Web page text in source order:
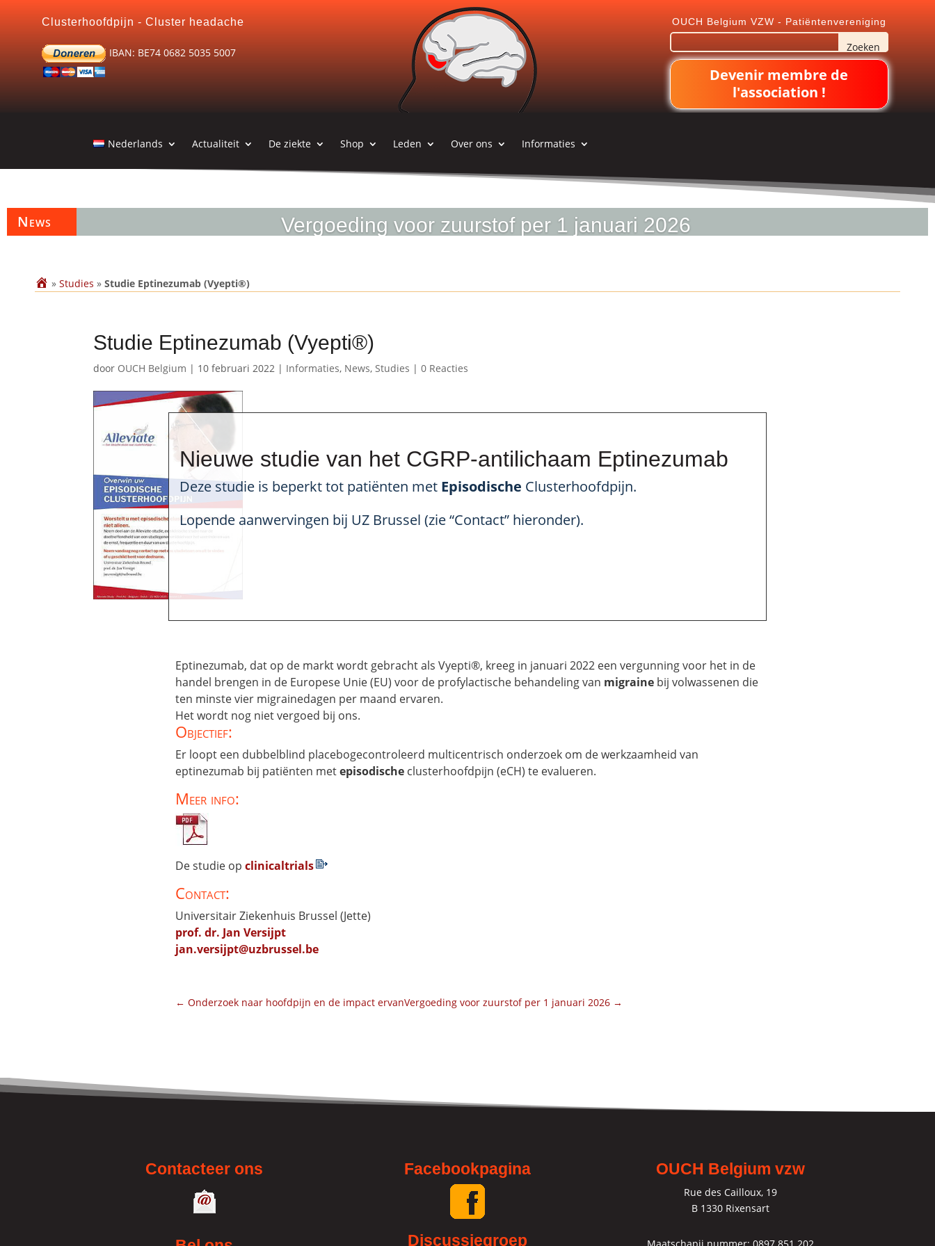
Clusterhoofdpijn - Cluster headache
IBAN: BE74 0682 5035 5007
OUCH Belgium VZW - Patiëntenvereniging
Devenir membre de
l'association !
Nederlands Actualiteit De ziekte Shop Leden Over ons Informaties
News Vergoeding voor zuurstof per 1 januari 2026
» Studies » Studie Eptinezumab (Vyepti®)
Studie Eptinezumab (Vyepti®)
door OUCH Belgium | 10 februari 2022 | Informaties, News,Studies |0 Reacties
Nieuwe studie van het CGRP-antilichaam Eptinezumab
Deze studie is beperkt tot patiënten met Episodische Clusterhoofdpijn.
Lopende aanwervingen bij UZ Brussel (zie “Contact” hieronder).
Eptinezumab, dat op de markt wordt gebracht als Vyepti®, kreeg in januari 2022 een vergunning voor het in de
handel brengen in de Europese Unie (EU) voor de profylactische behandeling van migrainebij volwassenen die
ten minste vier migrainedagen per maand ervaren.
Het wordt nog niet vergoed bij ons.
Objectief:
Er loopt een dubbelblind placebogecontroleerd multicentrisch onderzoek om de werkzaamheid van
eptinezumab bij patiënten metepisodischeclusterhoofdpijn (eCH) te evalueren.
Meer info:
De studie op clinicaltrials
Contact:
Universitair Ziekenhuis Brussel (Jette)
prof. dr. Jan Versijpt
jan.versijpt@uzbrussel.be
← Onderzoek naar hoofdpijn en de impact ervanVergoeding voor zuurstof per 1 januari 2026→
Contacteer ons Facebookpagina
Discussiegroep
OUCH Belgium vzw
Rue des Cailloux, 19
B 1330 Rixensart
Maatschapij nummer: 0897.851.202